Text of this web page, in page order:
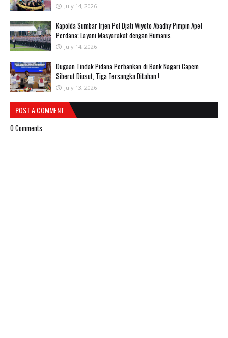
July 14, 2026
Kapolda Sumbar Irjen Pol Djati Wiyoto Abadhy Pimpin Apel
Perdana; Layani Masyarakat dengan Humanis
July 14, 2026
Dugaan Tindak Pidana Perbankan di Bank Nagari Capem
Siberut Diusut, Tiga Tersangka Ditahan !
July 13, 2026
POST A COMMENT
0 Comments